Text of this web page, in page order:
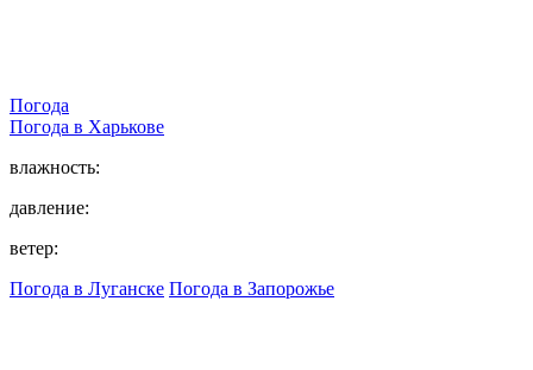
Погода
Погода в Харькове
влажность:
давление:
ветер:
Погода в Луганске Погода в Запорожье